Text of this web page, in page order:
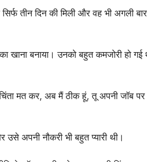
तीन दिन की मिली और वह भी अगली
खाना बनाया। उनको बहुत कमजोरी हो गई
मत कर, अब मैं ठीक हूं, तू अपनी जॉब
अपनी नौकरी भी बहुत प्यारी थी।